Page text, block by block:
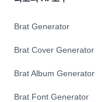
Brat Generator
Brat Cover Generator
Brat Album Generator
Brat Font Generator